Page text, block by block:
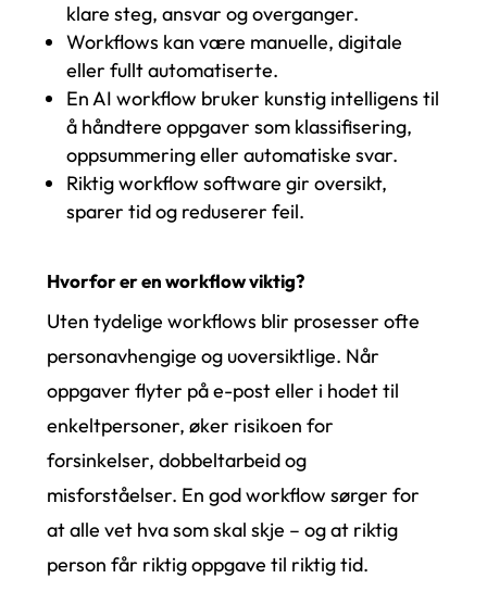
klare steg, ansvar og overganger.
Workflows kan være manuelle, digitale
eller fullt automatiserte.
En AI workflow bruker kunstig intelligens til
å håndtere oppgaver som klassifisering,
oppsummering eller automatiske svar.
Riktig workflow software gir oversikt,
sparer tid og reduserer feil.
Hvorfor er en workflow viktig?
Uten tydelige workflows blir prosesser ofte
personavhengige og uoversiktlige. Når
oppgaver flyter på e-post eller i hodet til
enkeltpersoner, øker risikoen for
forsinkelser, dobbeltarbeid og
misforståelser. En god workflow sørger for
at alle vet hva som skal skje – og at riktig
person får riktig oppgave til riktig tid.